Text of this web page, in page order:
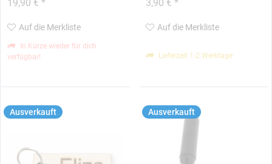
19,90 € *
Auf die Merkliste
In Kürze wieder für dich
verfügbar!
3,90 € *
Auf die Merkliste
Lieferzeit 1-2 Werktage
Ausverkauft Ausverkauft